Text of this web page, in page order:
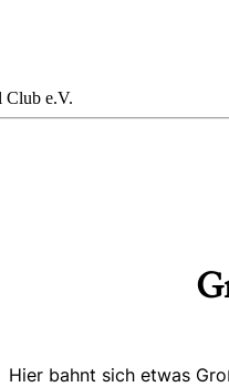
Club e.V.
Hier bahnt sich etwas